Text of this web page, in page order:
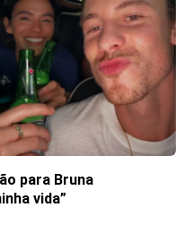
para Bruna
vida”